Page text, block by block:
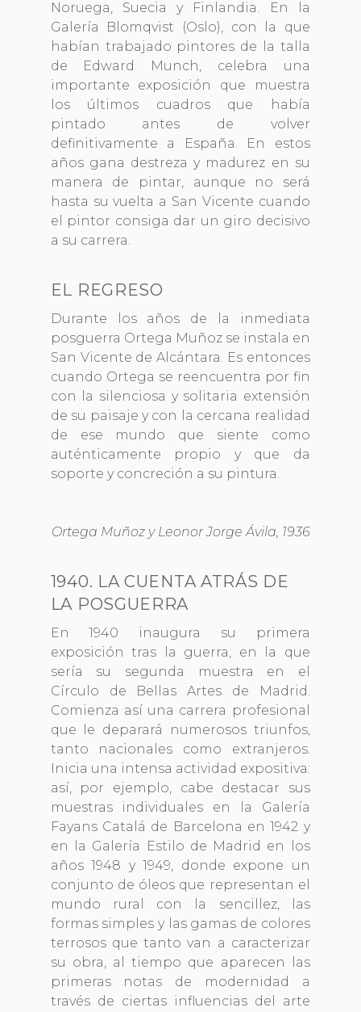
Noruega, Suecia y Finlandia. En la
Galería Blomqvist (Oslo), con la que
habían trabajado pintores de la talla
de Edward Munch, celebra una
importante exposición que muestra
los últimos cuadros que había
pintado antes de volver
definitivamente a España. En estos
años gana destreza y madurez en su
manera de pintar, aunque no será
hasta su vuelta a San Vicente cuando
el pintor consiga dar un giro decisivo
a su carrera.
EL REGRESO
Durante los años de la inmediata
posguerra Ortega Muñoz se instala en
San Vicente de Alcántara. Es entonces
cuando Ortega se reencuentra por fin
con la silenciosa y solitaria extensión
de su paisaje y con la cercana realidad
de ese mundo que siente como
auténticamente propio y que da
soporte y concreción a su pintura.
Ortega Muñoz y Leonor Jorge Ávila, 1936
1940. LA CUENTA ATRÁS DE
LA POSGUERRA
En 1940 inaugura su primera
exposición tras la guerra, en la que
sería su segunda muestra en el
Círculo de Bellas Artes de Madrid.
Comienza así una carrera profesional
que le deparará numerosos triunfos,
tanto nacionales como extranjeros.
Inicia una intensa actividad expositiva:
así, por ejemplo, cabe destacar sus
muestras individuales en la Galería
Fayans Catalá de Barcelona en 1942 y
en la Galería Estilo de Madrid en los
años 1948 y 1949, donde expone un
conjunto de óleos que representan el
mundo rural con la sencillez, las
formas simples y las gamas de colores
terrosos que tanto van a caracterizar
su obra, al tiempo que aparecen las
primeras notas de modernidad a
través de ciertas influencias del arte